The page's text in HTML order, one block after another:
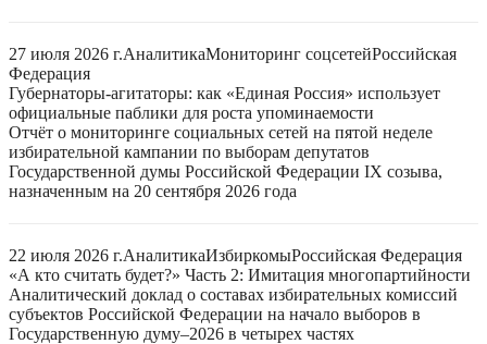
27 июля 2026 г.АналитикаМониторинг соцсетейРоссийская
Федерация
Губернаторы-агитаторы: как «Единая Россия» использует
официальные паблики для роста упоминаемости
Отчёт о мониторинге социальных сетей на пятой неделе
избирательной кампании по выборам депутатов
Государственной думы Российской Федерации IX созыва,
назначенным на 20 сентября 2026 года
22 июля 2026 г.АналитикаИзбиркомыРоссийская Федерация
«А кто считать будет?» Часть 2: Имитация многопартийности
Аналитический доклад о составах избирательных комиссий
субъектов Российской Федерации на начало выборов в
Государственную думу–2026 в четырех частях